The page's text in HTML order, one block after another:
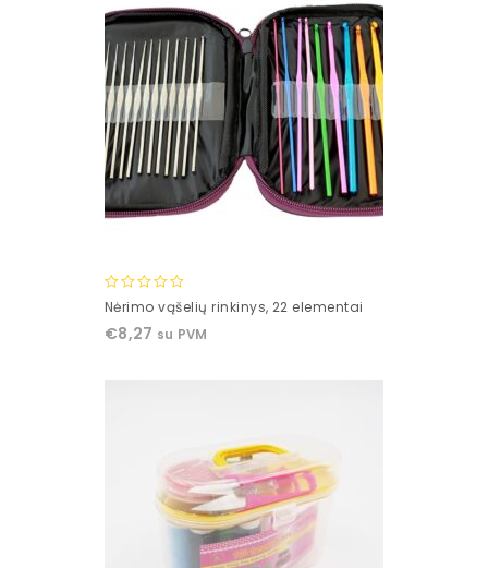
0
of
Nėrimo vąšelių rinkinys, 22 elementai
€8,27 su PVM